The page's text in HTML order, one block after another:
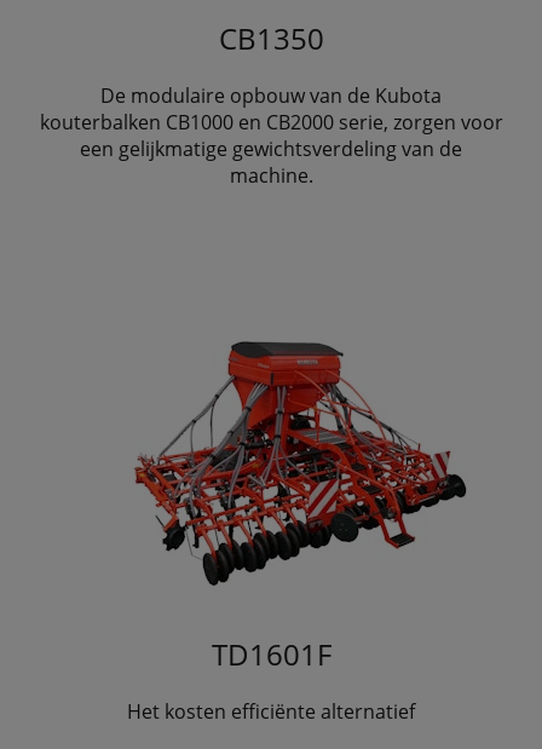
CB1350
De modulaire opbouw van de Kubota
kouterbalken CB1000 en CB2000 serie, zorgen voor
een gelijkmatige gewichtsverdeling van de
machine.
TD1601F
Het kosten efficiënte alternatief